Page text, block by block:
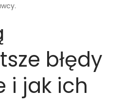
błędy
i jak ich